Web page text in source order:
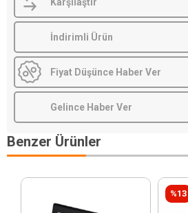
İndirimli Ürün
Fiyat Düşünce Haber Ver
Gelince Haber Ver
Benzer Ürünler
%13